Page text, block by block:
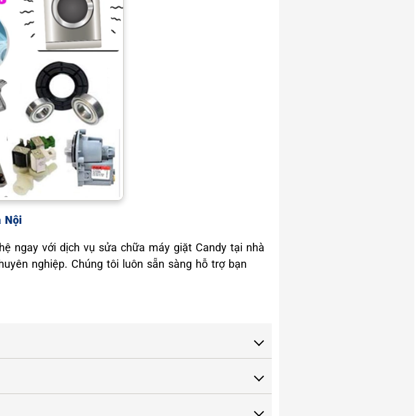
Nội
ngay với dịch vụ sửa chữa máy giặt Candy tại nhà
nghiệp. Chúng tôi luôn sẵn sàng hỗ trợ bạn